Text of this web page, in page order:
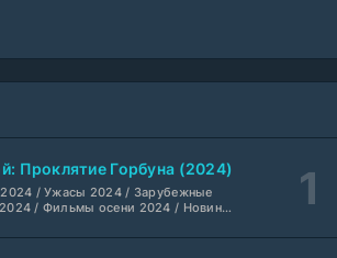
(2021-2026)
Не требуется
с низким IQ (2026)
Проклятие Горбуна (2024)
2024 / Ужасы 2024 / Зарубежные
/ Фильмы осени 2024 / Новинки
фильмы / Фильмы